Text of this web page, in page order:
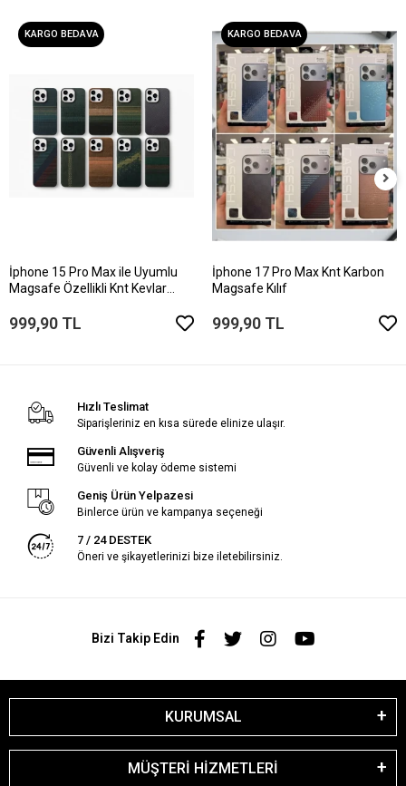
KARGO BEDAVA
İphone 15 Pro Max ile Uyumlu
Magsafe Özellikli Knt Kevlar
999,90 TL
KARGO BEDAVA
İphone 17 Pro Max Knt Karbon
Magsafe Kılıf
999,90 TL
Hızlı Teslimat
Siparişleriniz en kısa sürede elinize ulaşır.
Güvenli Alışveriş
Güvenli ve kolay ödeme sistemi
Geniş Ürün Yelpazesi
Binlerce ürün ve kampanya seçeneği
7 / 24 DESTEK
Öneri ve şikayetlerinizi bize iletebilirsiniz.
Bizi Takip Edin
KURUMSAL
MÜŞTERİ HİZMETLERİ